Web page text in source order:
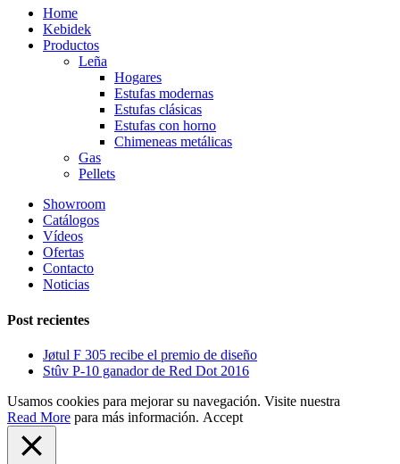
Home
Kebidek
Productos
Leña
Hogares
Estufas modernas
Estufas clásicas
Estufas con horno
Chimeneas metálicas
Gas
Pellets
Showroom
Catálogos
Vídeos
Ofertas
Contacto
Noticias
Post recientes
Jøtul F 305 recibe el premio de diseño
Stûv P-10 ganador de Red Dot 2016
Usamos cookies para mejorar su navegación. Visite nuestra
Read More para más información. Accept